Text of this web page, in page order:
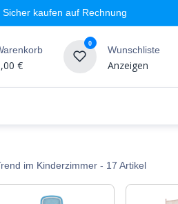
Sicher kaufen auf Rechnung
€
0
Wunschliste
Anzeigen
im Kinderzimmer- 17 Artikel